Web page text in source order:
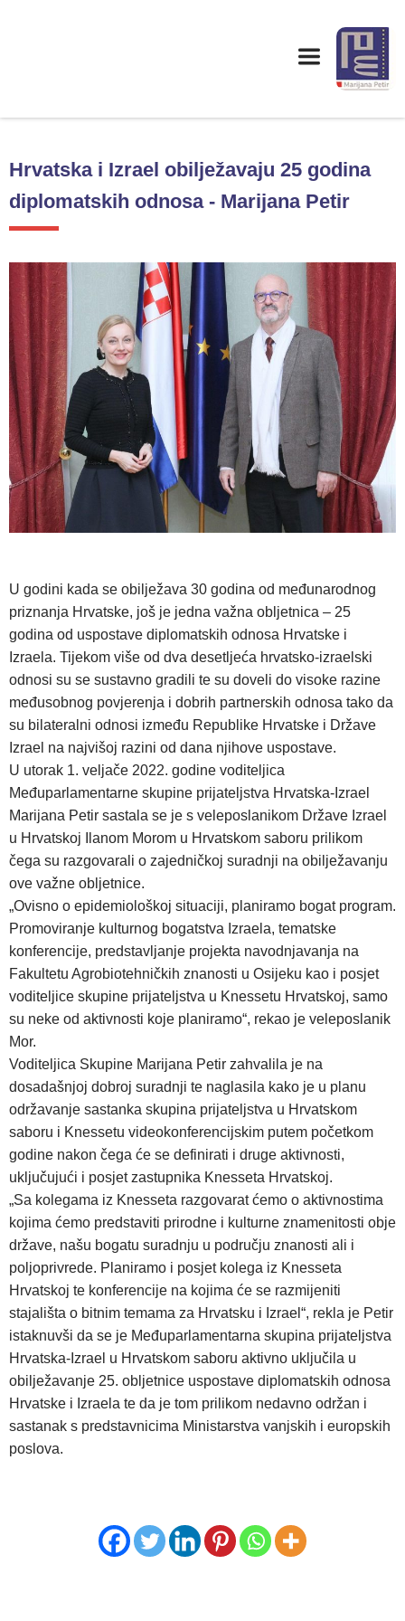
Hrvatska i Izrael obilježavaju 25 godina
diplomatskih odnosa - Marijana Petir
U godini kada se obilježava 30 godina od međunarodnog
priznanja Hrvatske, još je jedna važna obljetnica – 25
godina od uspostave diplomatskih odnosa Hrvatske i
Izraela. Tijekom više od dva desetljeća hrvatsko-izraelski
odnosi su se sustavno gradili te su doveli do visoke razine
međusobnog povjerenja i dobrih partnerskih odnosa tako da
su bilateralni odnosi između Republike Hrvatske i Države
Izrael na najvišoj razini od dana njihove uspostave.
U utorak 1. veljače 2022. godine voditeljica
Međuparlamentarne skupine prijateljstva Hrvatska-Izrael
Marijana Petir sastala se je s veleposlanikom Države Izrael
u Hrvatskoj Ilanom Morom u Hrvatskom saboru prilikom
čega su razgovarali o zajedničkoj suradnji na obilježavanju
ove važne obljetnice.
„Ovisno o epidemiološkoj situaciji, planiramo bogat program.
Promoviranje kulturnog bogatstva Izraela, tematske
konferencije, predstavljanje projekta navodnjavanja na
Fakultetu Agrobiotehničkih znanosti u Osijeku kao i posjet
voditeljice skupine prijateljstva u Knessetu Hrvatskoj, samo
su neke od aktivnosti koje planiramo“, rekao je veleposlanik
Mor.
Voditeljica Skupine Marijana Petir zahvalila je na
dosadašnjoj dobroj suradnji te naglasila kako je u planu
održavanje sastanka skupina prijateljstva u Hrvatskom
saboru i Knessetu videokonferencijskim putem početkom
godine nakon čega će se definirati i druge aktivnosti,
uključujući i posjet zastupnika Knesseta Hrvatskoj.
„Sa kolegama iz Knesseta razgovarat ćemo o aktivnostima
kojima ćemo predstaviti prirodne i kulturne znamenitosti obje
države, našu bogatu suradnju u području znanosti ali i
poljoprivrede. Planiramo i posjet kolega iz Knesseta
Hrvatskoj te konferencije na kojima će se razmijeniti
stajališta o bitnim temama za Hrvatsku i Izrael“, rekla je Petir
istaknuvši da se je Međuparlamentarna skupina prijateljstva
Hrvatska-Izrael u Hrvatskom saboru aktivno uključila u
obilježavanje 25. obljetnice uspostave diplomatskih odnosa
Hrvatske i Izraela te da je tom prilikom nedavno održan i
sastanak s predstavnicima Ministarstva vanjskih i europskih
poslova.